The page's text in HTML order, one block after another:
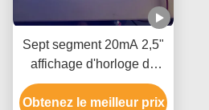
Sept segment 20mA 2,5"
affichage d'horloge de
LED pour le panneau
d'horloge
Obtenez le meilleur prix